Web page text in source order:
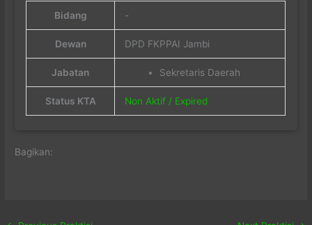
Bidang -
Dewan DPD FKPPAI Jambi
Jabatan Sekretaris Daerah
Status KTA Non Aktif / Expired
Bagikan: